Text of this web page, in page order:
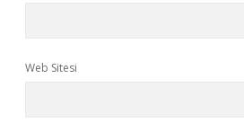
Web Sitesi